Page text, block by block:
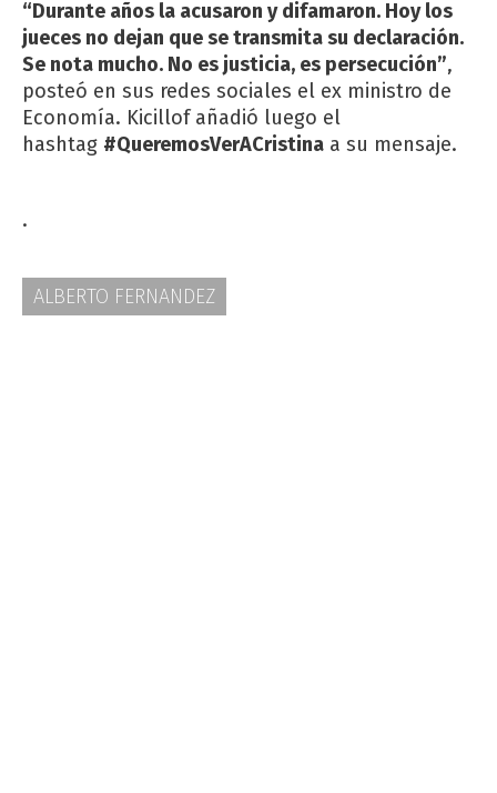
“Durante años la acusaron y difamaron. Hoy los
jueces no dejan que se transmita su declaración.
Se nota mucho. No es justicia, es persecución”,
posteó en sus redes sociales el ex ministro de
Economía. Kicillof añadió luego el
hashtag #QueremosVerACristina a su mensaje.
.
ALBERTO FERNANDEZ